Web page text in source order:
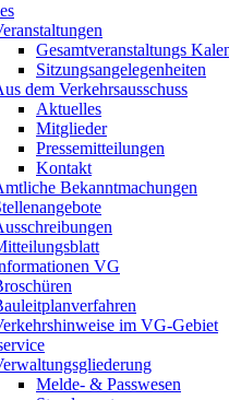
Gesamtveranstaltungs
Sitzungsangelegenheiten
dem Verkehrsausschuss
Aktuelles
Mitglieder
Pressemitteilungen
Kontakt
Bekanntmachungen
VG
im VG-Gebiet
Melde- & Passwesen